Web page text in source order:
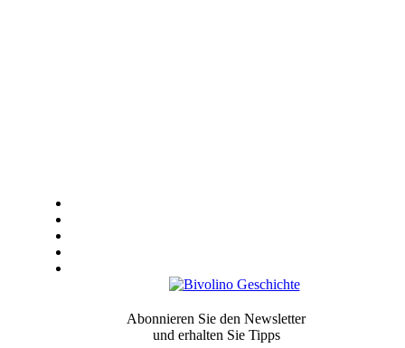
Abonnieren Sie den Newsletter
und erhalten Sie Tipps